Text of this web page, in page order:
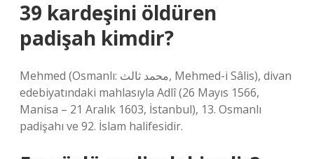
39 kardeşini öldüren
padişah kimdir?
Mehmed (Osmanlı: محمد ثالث, Mehmed-i Sâlis), divan
edebiyatındaki mahlasıyla Adlî (26 Mayıs 1566,
Manisa – 21 Aralık 1603, İstanbul), 13. Osmanlı
padişahı ve 92. İslam halifesidir.